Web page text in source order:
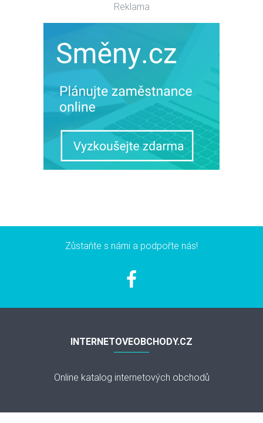
Reklama
Zůstaňte s námi a podpořte nás!
INTERNETOVEOBCHODY.CZ
Online katalog internetových obchodů